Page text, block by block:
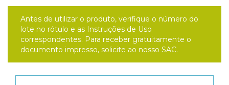
Antes de utilizar o produto, verifique o número do
lote no rótulo e as Instruções de Uso
correspondentes. Para receber gratuitamente o
documento impresso, solicite ao nosso SAC.